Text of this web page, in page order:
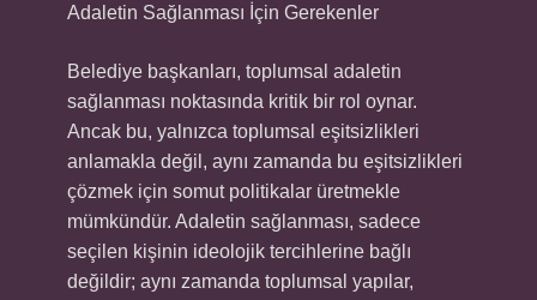
Adaletin Sağlanması İçin Gerekenler
Belediye başkanları, toplumsal adaletin
sağlanması noktasında kritik bir rol oynar.
Ancak bu, yalnızca toplumsal eşitsizlikleri
anlamakla değil, aynı zamanda bu eşitsizlikleri
çözmek için somut politikalar üretmekle
mümkündür. Adaletin sağlanması, sadece
seçilen kişinin ideolojik tercihlerine bağlı
değildir; aynı zamanda toplumsal yapılar,